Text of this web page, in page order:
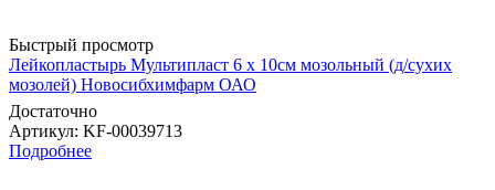
Быстрый просмотр
Лейкопластырь Мультипласт 6 х 10см мозольный (д/сухих
мозолей) Новосибхимфарм ОАО
Достаточно
Артикул: KF-00039713
Подробнее